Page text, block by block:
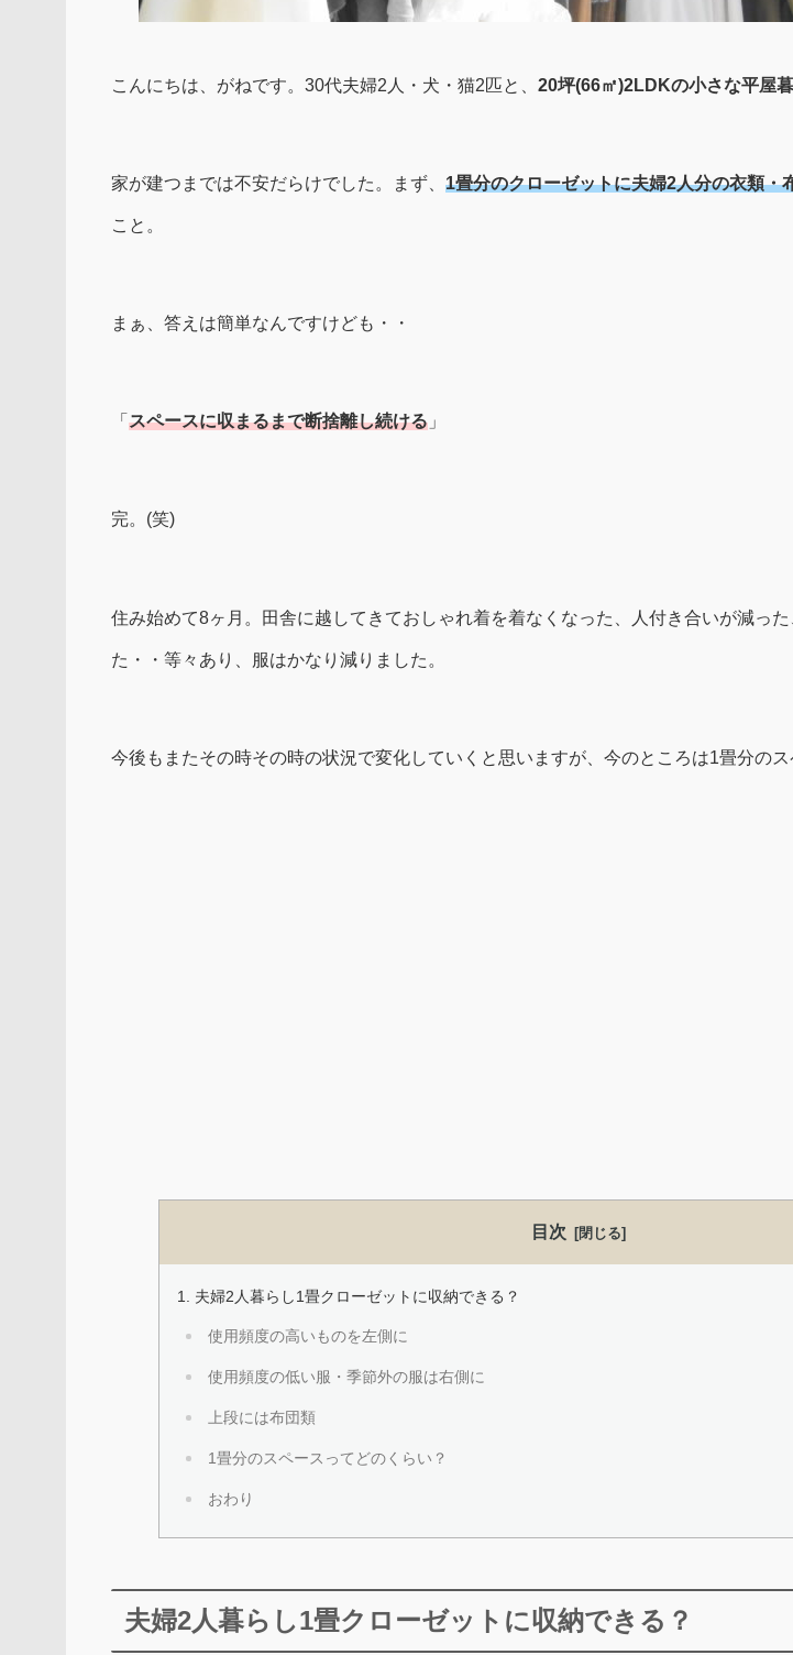
こんにちは、がねです。30代夫婦2人・犬・猫2匹と、 20坪(66㎡)2LDKの小さな平屋
家が建つまでは不安だらけでした。まず、 1畳分のクローゼットに夫婦2人分の衣類・
こと。
まぁ、答えは簡単なんですけども・・
「 スペースに収まるまで断捨離し続ける 」
完。(笑)
住み始めて8ヶ月。田舎に越してきておしゃれ着を着なくなった、人付き合いが減っ
た・・等々あり、服はかなり減りました。
今後もまたその時その時の状況で変化していくと思いますが、今のところは1畳分のス
目次
夫婦2人暮らし1畳クローゼットに収納できる？
使用頻度の高いものを左側に
使用頻度の低い服・季節外の服は右側に
上段には布団類
1畳分のスペースってどのくらい？
おわり
夫婦2人暮らし1畳クローゼットに収納できる？